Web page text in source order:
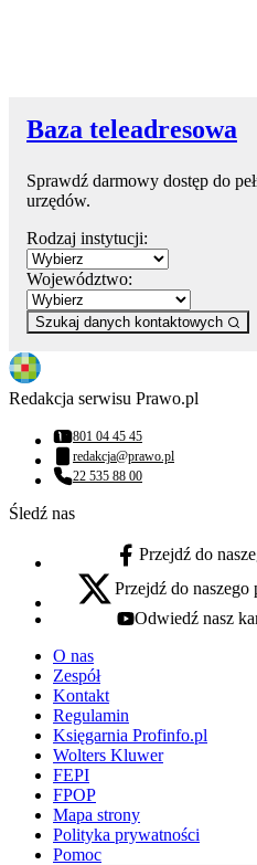
Baza teleadresowa
Sprawdź darmowy dostęp do
urzędów.
Rodzaj instytucji:
Województwo:
Szukaj danych kontaktowych
Redakcja serwisu Prawo.pl
Numer telefonu:
801 04 45 45
Adres email:
redakcja@prawo.pl
Numer telefonu:
22 535 88 00
Śledź nas
facebook - otwiera się w
Przejdź do
x - otwiera się w nowej karcie
Przejdź do
youtube - otwiera się w
Odwiedź nasz
O nas
Zespół
Kontakt
Regulamin
Księgarnia Profinfo.pl
Wolters Kluwer
FEPI
FPOP
Mapa strony
Polityka prywatności
Pomoc